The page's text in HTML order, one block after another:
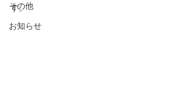
その他
お知らせ
す。